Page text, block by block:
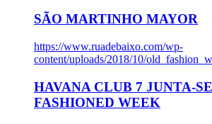
SÃO MARTINHO MAYOR
https://www.ruadebaixo.com/wp-
content/uploads/2018/10/
HAVANA CLUB 7 JUNTA-
FASHIONED WEEK